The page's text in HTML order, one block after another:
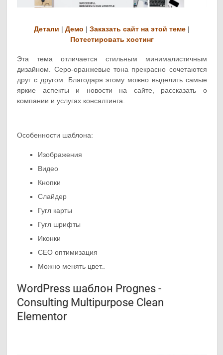
Детали |Демо |Заказать сайт на этой теме |
Потестировать хостинг
Эта тема отличается стильным минималистичным
дизайном. Серо-оранжевые тона прекрасно сочетаются
друг с другом. Благодаря этому можно выделить самые
яркие аспекты и новости на сайте, рассказать о
компании и услугах консалтинга.
Особенности шаблона:
Изображения
Видео
Кнопки
Слайдер
Гугл карты
Гугл шрифты
Иконки
СЕО оптимизация
Можно менять цвет..
WordPress шаблон Prognes -
Consulting Multipurpose Clean
Elementor